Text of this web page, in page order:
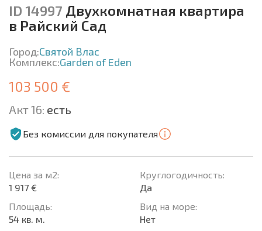
ID 14997 Двухкомнатная квартира
в Райский Сад
Город:Святой Влас
Комплекс:Garden of Eden
103 500 €
Акт 16: есть
Без комиссии для покупателя
Цена за м2:
1 917 €
Площадь:
54 кв. м.
Круглогодичность:
Да
Вид на море:
Нет